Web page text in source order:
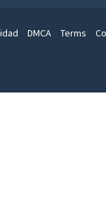
DMCA Terms